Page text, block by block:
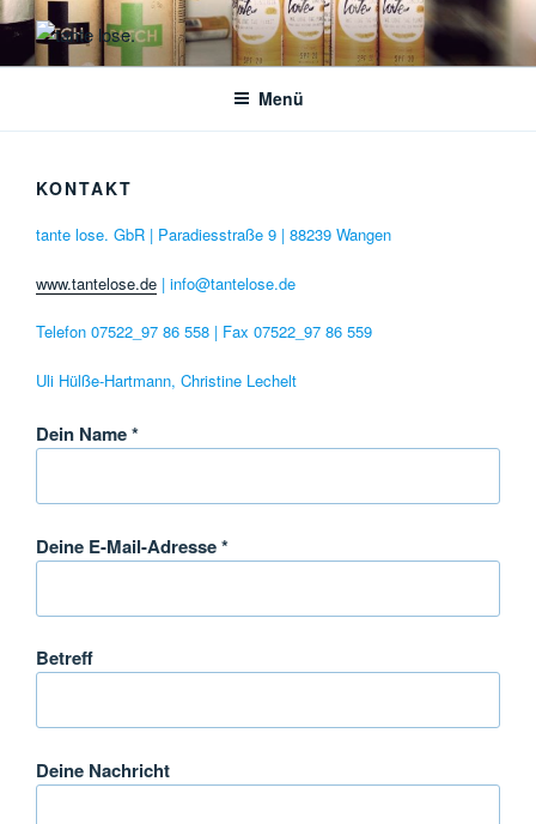
Zum
Inhalt
springenTANTE LOSE.
plastikfrei einkaufen
Menü
KONTAKT
tante lose. GbR | Paradiesstraße 9 | 88239 Wangen
www.tantelose.de | info@tantelose.de
Telefon 07522_97 86 558 | Fax 07522_97 86 559
Uli Hülße-Hartmann, Christine Lechelt
Dein Name *
Deine E-Mail-Adresse *
Betreff
Deine Nachricht